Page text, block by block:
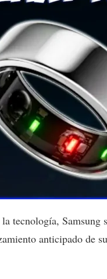
tecnología, Samsung
anticipado de